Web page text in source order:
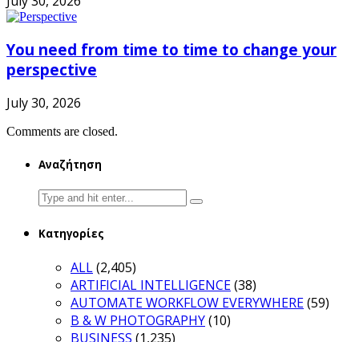
You need from time to time to change your
perspective
July 30, 2026
Comments are closed.
Αναζήτηση
Search
for:
Κατηγορίες
ALL(2,405)
ARTIFICIAL INTELLIGENCE(38)
AUTOMATE WORKFLOW EVERYWHERE(59)
B & W PHOTOGRAPHY(10)
BUSINESS (1,235)